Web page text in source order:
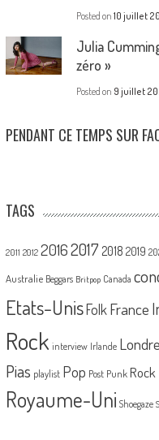
Posted on 10 juillet
Julia
zéro »
Posted on 9 juillet
PENDANT CE TEMPS SUR
TAGS
2011 2012 20162017 2018 2019
Australie Beggars Britpop Canada
Etats-UnisFolk France
Rock interview Irlande
Pias playlist Pop Post Punk Rock
Royaume-Uni Shoegaze